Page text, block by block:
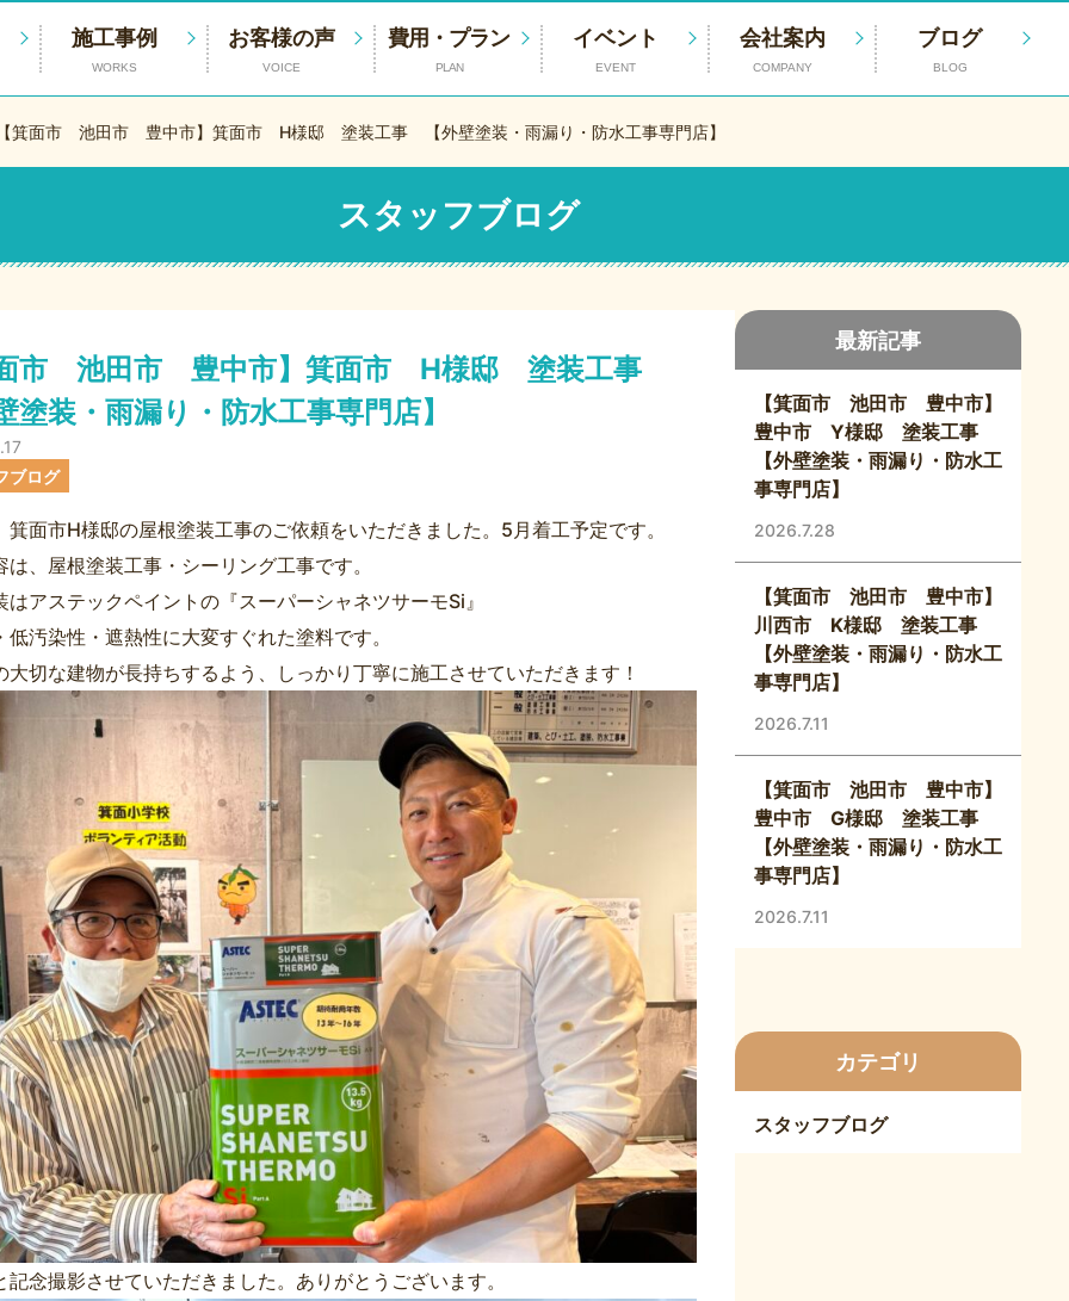
施工事例
WORKS
お客様の声
VOICE
費用・プラン
PLAN
イベント
EVENT
会社案内
COMPANY
ブログ
BLOG
箕面市 池田市 豊中市】箕面市 H様邸 塗装工事 【外壁塗装・雨漏り・防水工事専門店】
スタッフブログ
市 池田市 豊中市】箕面市 H様邸 塗装工事
塗装・雨漏り・防水工事専門店】
ブログ
箕面市H様邸の屋根塗装工事のご依頼をいただきました。5月着工予定です。
は、屋根塗装工事・シーリング工事です。
はアステックペイントの『スーパーシャネツサーモSi』
低汚染性・遮熱性に大変すぐれた塗料です。
大切な建物が長持ちするよう、しっかり丁寧に施工させていただきます！
記念撮影させていただきました。ありがとうございます。
最新記事
【箕面市 池田市 豊中市】
豊中市 Y様邸 塗装工事
【外壁塗装・雨漏り・防水工
事専門店】
2026.7.28
【箕面市 池田市 豊中市】
川西市 K様邸 塗装工事
【外壁塗装・雨漏り・防水工
事専門店】
2026.7.11
【箕面市 池田市 豊中市】
豊中市 G様邸 塗装工事
【外壁塗装・雨漏り・防水工
事専門店】
2026.7.11
カテゴリ
スタッフブログ